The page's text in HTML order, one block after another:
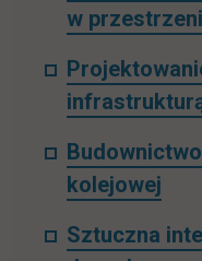
w
kolejowej
Sztuczna